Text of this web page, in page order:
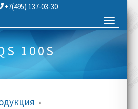
+7(495) 137-03-30
100S
»